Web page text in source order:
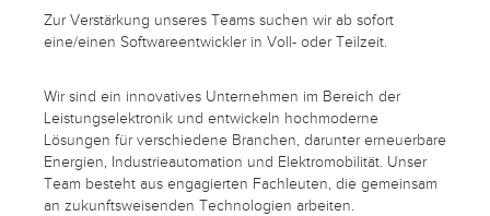
Zur Verstärkung unseres Teams suchen wir ab sofort
eine/einen Softwareentwickler in Voll- oder Teilzeit.
Wir sind ein innovatives Unternehmen im Bereich der
Leistungselektronik und entwickeln hochmoderne
Lösungen für verschiedene Branchen, darunter erneuerbare
Energien, Industrieautomation und Elektromobilität. Unser
Team besteht aus engagierten Fachleuten, die gemeinsam
an zukunftsweisenden Technologien arbeiten.